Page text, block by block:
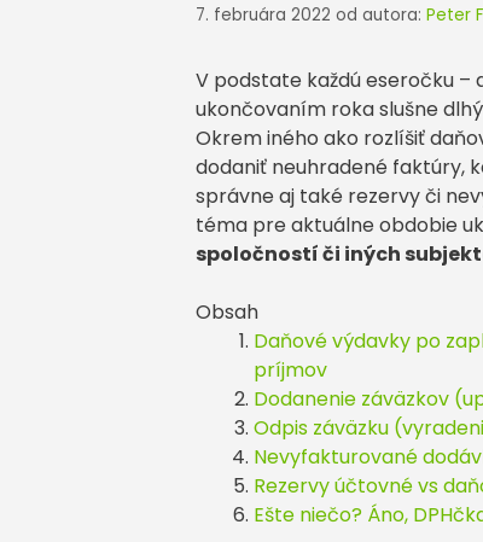
7. februára 2022 od autora: Peter
V podstate každú eseročku –
ukončovaním roka slušne
Okrem iného ako rozlíšiť
dodaniť neuhradené faktúry,
správne aj také rezervy či
téma pre aktuálne obdobie
spoločností či iných
Obsah
Daňové výdavky po
príjmov
Dodanenie záväzkov
Odpis záväzku
Nevyfakturované
Rezervy účtovné vs
Ešte niečo? Áno,